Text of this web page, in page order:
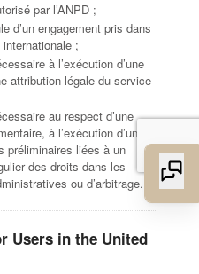
par l’ANPD ;
d’un engagement pris dans
;
à l’exécution d’une
attribution légale du service
au respect d’une
à l’exécution d’un
préliminaires liées à un
des droits dans les
ou d’arbitrage.
Users in the United